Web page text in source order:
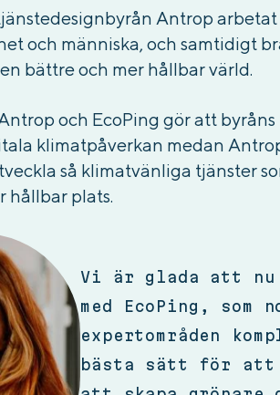
Antrop
och människa, och samtidigt
bättre och mer hållbar värld.
och EcoPing gör att
klimatpåverkan medan
så klimatvänliga tjänster
hållbar plats.
Vi är glada att nu
med EcoPing, som
expertområden
bästa sätt för att